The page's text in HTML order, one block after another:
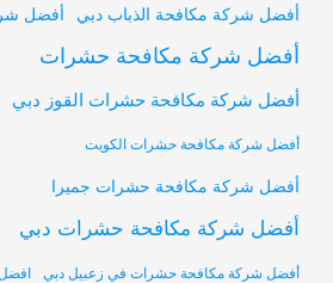
أفضل شركة مكافحة الذباب دبي أفضل
أفضل شركة مكافحة حشرات
أفضل شركة مكافحة حشرات القوز دبي
أفضل شركة مكافحة حشرات الكويت
أفضل شركة مكافحة حشرات جميرا
أفضل شركة مكافحة حشرات دبي
أفضل شركة مكافحة حشرات في زعبيل دبي